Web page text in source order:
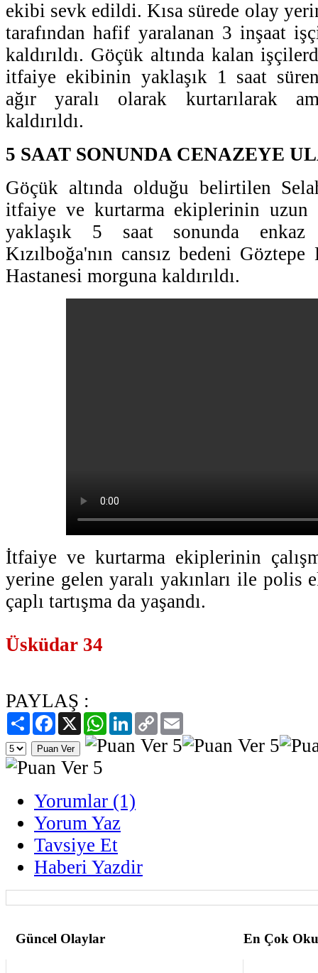
ekibi sevk edildi. Kısa sürede olay
tarafından hafif yaralanan 3 inşaat
kaldırıldı. Göçük altında kalan
itfaiye ekibinin yaklaşık 1 saat süren
ağır yaralı olarak kurtarılarak
kaldırıldı.
5 SAAT SONUNDA CENAZEYE
Göçük altında olduğu belirtilen
itfaiye ve kurtarma ekiplerinin uzun
yaklaşık 5 saat sonunda enkaz
Kızılboğa'nın cansız bedeni
Hastanesi morguna kaldırıldı.
İtfaiye ve kurtarma ekiplerinin
yerine gelen yaralı yakınları ile polis
çaplı tartışma da yaşandı.
Üsküdar 34
PAYLAŞ :
PaylaşFacebook
X WhatsAppLinkedIn
Copy
Link
Yorumlar (1)
Yorum Yaz
Tavsiye Et
Haberi Yazdir
Güncel Olaylar En Çok